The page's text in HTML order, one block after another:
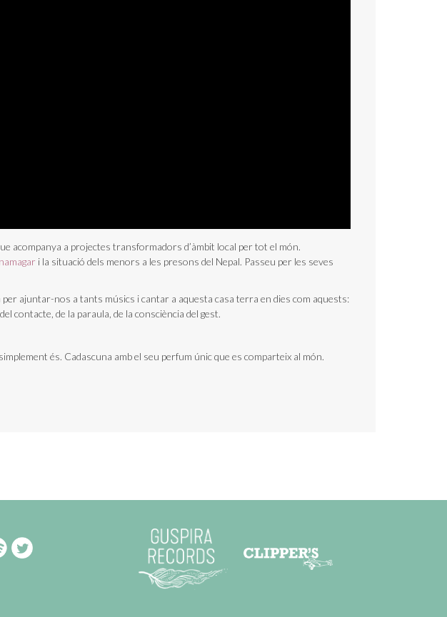
acompanya a projectes transformadors d’àmbit local per tot el món.
i la situació dels menors a les presons del Nepal. Passeu per les seves
ajuntar-nos a tants músics i cantar a aquesta casa terra en dies com aquests:
contacte, de la paraula, de la consciència del gest.
és. Cadascuna amb el seu perfum únic que es comparteix al món.